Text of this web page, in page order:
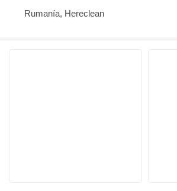
Rumanía, Hereclean